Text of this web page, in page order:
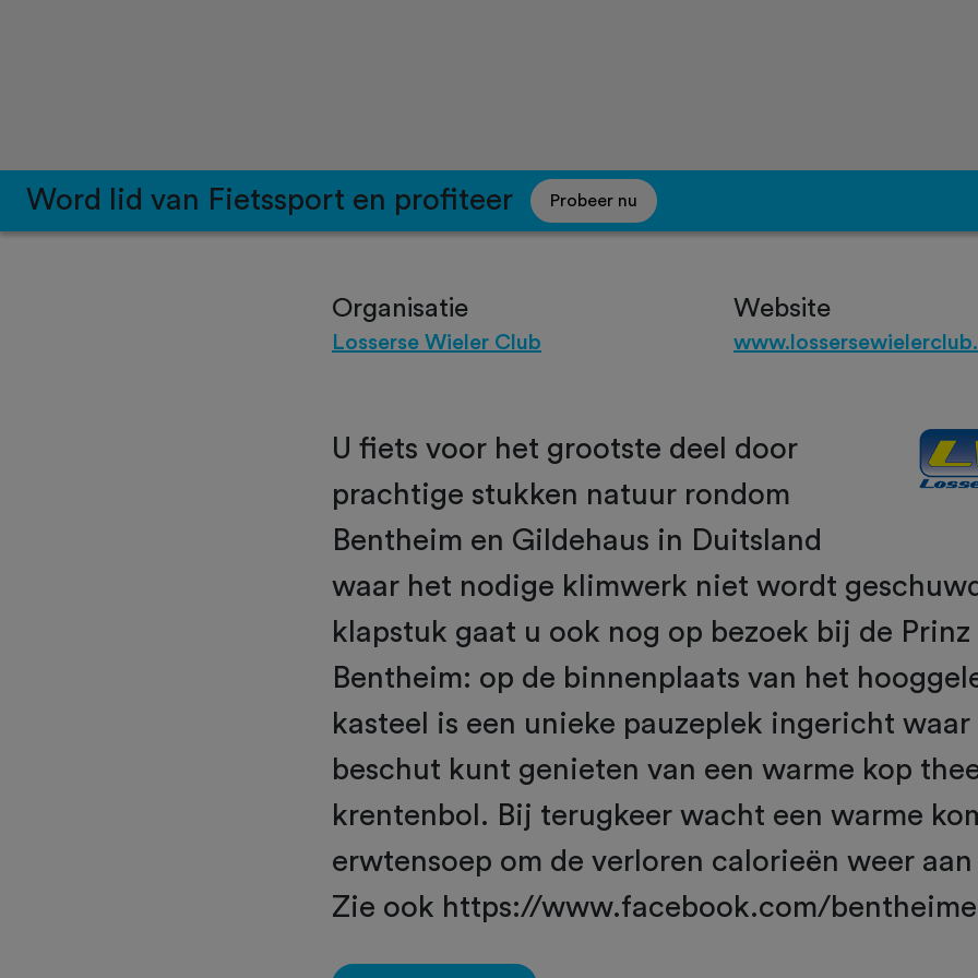
Word lid van Fietssport en profiteer Probeer nu
Organisatie
Losserse Wieler Club
Website
U fiets voor het grootste deel door
prachtige stukken natuur rondom
Bentheim en Gildehaus in Duitsland
waar het nodige klimwerk niet wordt
klapstuk gaat u ook nog op bezoek bij de Prinz
Bentheim: op de binnenplaats van het
kasteel is een unieke pauzeplek ingericht
beschut kunt genieten van een warme kop
krentenbol. Bij terugkeer wacht een warme
erwtensoep om de verloren calorieën weer
Zie ook https://www.facebook.com/